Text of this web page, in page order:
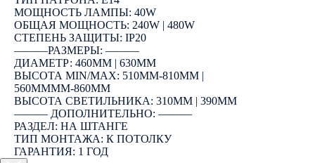
МОЩНОСТЬ ЛАМПЫ: 40W
ОБЩАЯ МОЩНОСТЬ: 240W | 480W
СТЕПЕНЬ ЗАЩИТЫ: IP20
―――РАЗМЕРЫ: ―――
ДИАМЕТР: 460ММ | 630ММ
ВЫСОТА MIN/MAX: 510ММ-810ММ |
560ММММ-860ММ
ВЫСОТА СВЕТИЛЬНИКА: 310ММ | 390ММ
――― ДОПОЛНИТЕЛЬНО: ―――
РАЗДЕЛ: НА ШТАНГЕ
ТИП МОНТАЖА: К ПОТОЛКУ
ГАРАНТИЯ: 1 ГОД